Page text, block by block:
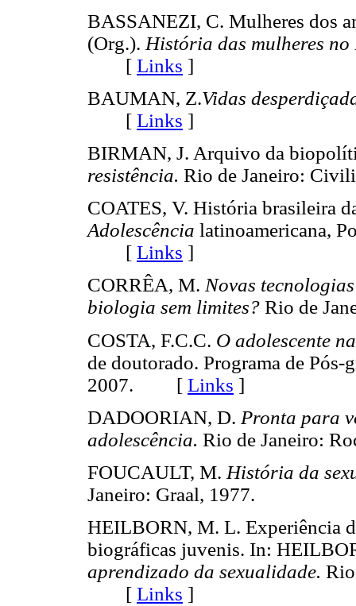
BASSANEZI, C. Mulheres dos
(Org.). História das mulheres
[ Links ]
BAUMAN, Z.Vidas
[ Links ]
BIRMAN, J. Arquivo da
resistência. Rio de Janeiro:
COATES, V. História brasileira
Adolescência latinoamericana,
[ Links ]
CORRÊA, M. Novas
biologia sem limites? Rio de
COSTA, F.C.C. O adolescente
de doutorado. Programa de
2007. [ Links ]
DADOORIAN, D. Pronta para
adolescência. Rio de Janeiro:
FOUCAULT, M. História da
Janeiro: Graal, 1977.
HEILBORN, M. L. Experiência
biográficas juvenis. In:
aprendizado da sexualidade.
[ Links ]